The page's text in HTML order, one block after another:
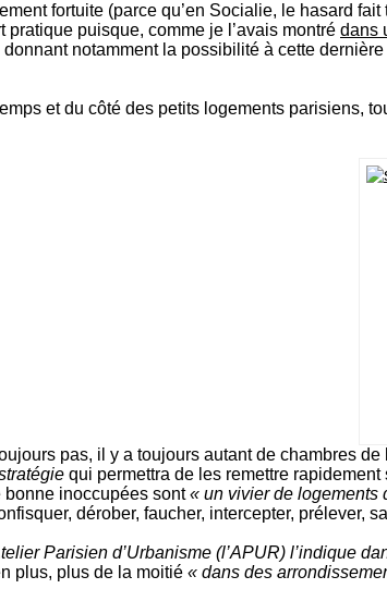
fortuite (parce qu’en Socialie, le hasard
pratique puisque, comme je l’avais montré dans
notamment la possibilité à cette
et du côté des petits logements parisiens,
pas, il y a toujours autant de chambres
qui permettra de les remettre
bonne inoccupées sont« un vivier de logements
dérober, faucher, intercepter, prélever,
Parisien d’Urbanisme (l’APUR) l’indique
plus, plus de la moitié « dans des